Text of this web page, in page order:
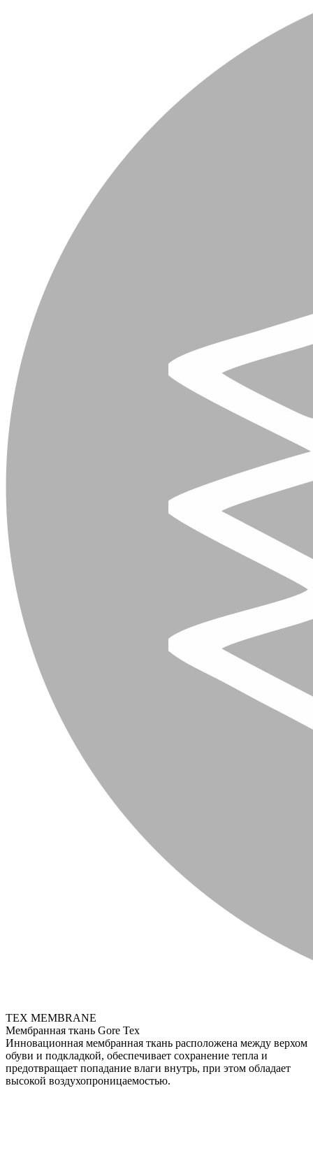
TEX MEMBRANE
Мембранная ткань Gore Tex
Инновационная мембранная ткань расположена между верхом
обуви и подкладкой, обеспечивает сохранение тепла и
предотвращает попадание влаги внутрь, при этом обладает
высокой воздухопроницаемостью.